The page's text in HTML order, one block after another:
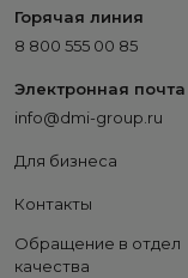
Горячая линия
8 800 555 00 85
Электронная почта
info@dmi-group.ru
Для бизнеса
Контакты
Обращение в отдел
качества